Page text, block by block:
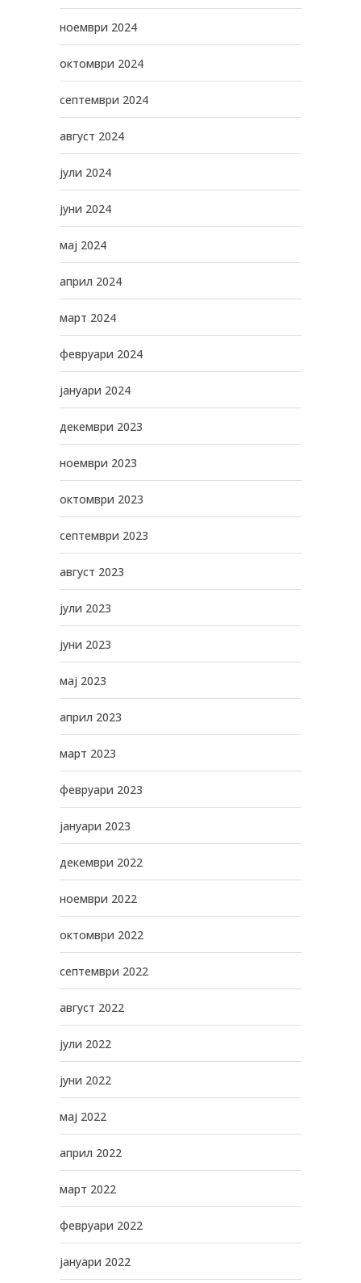
ноември 2024
октомври 2024
септември 2024
август 2024
јули 2024
јуни 2024
мај 2024
април 2024
март 2024
февруари 2024
јануари 2024
декември 2023
ноември 2023
октомври 2023
септември 2023
август 2023
јули 2023
јуни 2023
мај 2023
април 2023
март 2023
февруари 2023
јануари 2023
декември 2022
ноември 2022
октомври 2022
септември 2022
август 2022
јули 2022
јуни 2022
мај 2022
април 2022
март 2022
февруари 2022
јануари 2022